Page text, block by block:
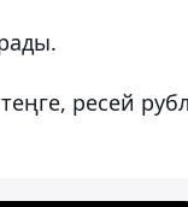
ресей